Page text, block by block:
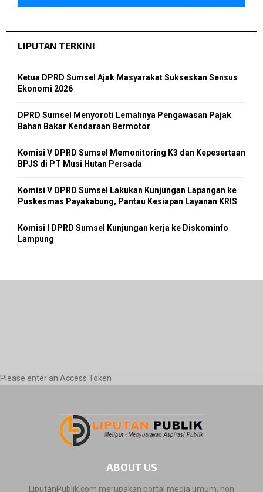
LIPUTAN TERKINI
Ketua DPRD Sumsel Ajak Masyarakat Sukseskan Sensus
Ekonomi 2026
DPRD Sumsel Menyoroti Lemahnya Pengawasan Pajak
Bahan Bakar Kendaraan Bermotor
Komisi V DPRD Sumsel Memonitoring K3 dan Kepesertaan
BPJS di PT Musi Hutan Persada
Komisi V DPRD Sumsel Lakukan Kunjungan Lapangan ke
Puskesmas Payakabung, Pantau Kesiapan Layanan KRIS
Komisi I DPRD Sumsel Kunjungan kerja ke Diskominfo
Lampung
Please enter an Access Token
ABOUT US
LiputanPublik.com merupakan portal media umum, non